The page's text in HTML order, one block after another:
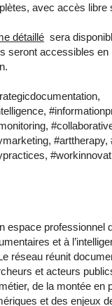
avec accès libre
détaillé
sera
seront accessibles en
#arttherapy,
espace professionnel
et à
réseau réunit
et acteurs
de la montée en
et des enjeux